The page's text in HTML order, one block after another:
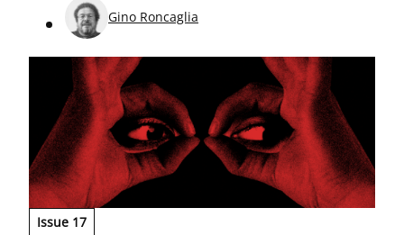
pensiero.
Gino Roncaglia
Issue 17